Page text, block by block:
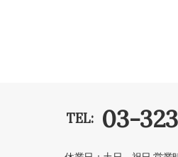
TEL: 03-